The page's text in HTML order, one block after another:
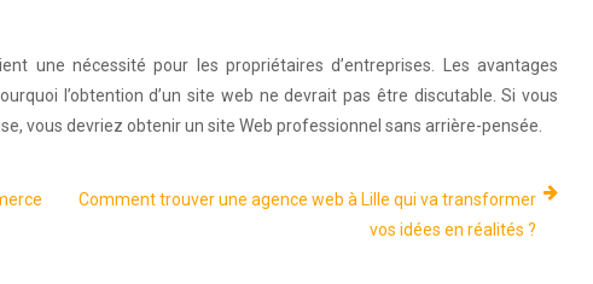
une nécessité pour les propriétaires d’entreprises. Les avantages
l’obtention d’un site web ne devrait pas être discutable. Si vous
vous devriez obtenir un site Web professionnel sans arrière-pensée.
Comment trouver une agence web à Lille qui va transformer
vos idées en réalités ?